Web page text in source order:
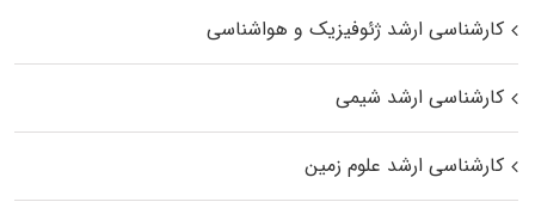
کارشناسی ارشد ژئوفیزیک و هواشناسی
کارشناسی ارشد شیمی
کارشناسی ارشد علوم زمین